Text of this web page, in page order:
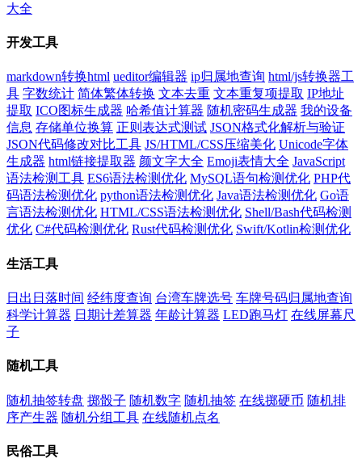
大全
开发工具
markdown转换html ueditor编辑器 ip归属地查询 html/js转换器工
具 字数统计 简体繁体转换 文本去重 文本重复项提取 IP地址
提取 ICO图标生成器 哈希值计算器 随机密码生成器 我的设备
信息 存储单位换算 正则表达式测试 JSON格式化解析与验证
JSON代码修改对比工具 JS/HTML/CSS压缩美化 Unicode字体
生成器 html链接提取器 颜文字大全 Emoji表情大全 JavaScript
语法检测工具 ES6语法检测优化 MySQL语句检测优化 PHP代
码语法检测优化 python语法检测优化 Java语法检测优化 Go语
言语法检测优化 HTML/CSS语法检测优化 Shell/Bash代码检测
优化 C#代码检测优化 Rust代码检测优化 Swift/Kotlin检测优化
生活工具
日出日落时间 经纬度查询 台湾车牌选号 车牌号码归属地查询
科学计算器 日期计差算器 年龄计算器 LED跑马灯 在线屏幕尺
子
随机工具
随机抽签转盘 掷骰子 随机数字 随机抽签 在线掷硬币 随机排
序产生器 随机分组工具 在线随机点名
民俗工具